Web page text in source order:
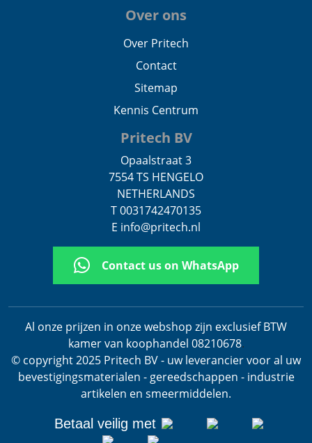
Over ons
Over Pritech
Contact
Sitemap
Kennis Centrum
Pritech BV
Opaalstraat 3
7554 TS HENGELO
NETHERLANDS
T 0031742470135
E info@pritech.nl
Contact us on WhatsApp
Al onze prijzen in onze webshop zijn exclusief BTW
kamer van koophandel 08210678.
© copyright 2025 Pritech BV - uw leverancier voor al uw
bevestigingsmaterialen - gereedschappen - industrie
artikelen en smeermiddelen.
Betaal veilig met